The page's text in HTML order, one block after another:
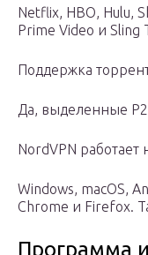
Netflix, HBO, Hulu,
Prime Video и Sling
Поддержка
Да, выделенные
NordVPN работает
Windows, macOS,
Chrome и Firefox.
Программа